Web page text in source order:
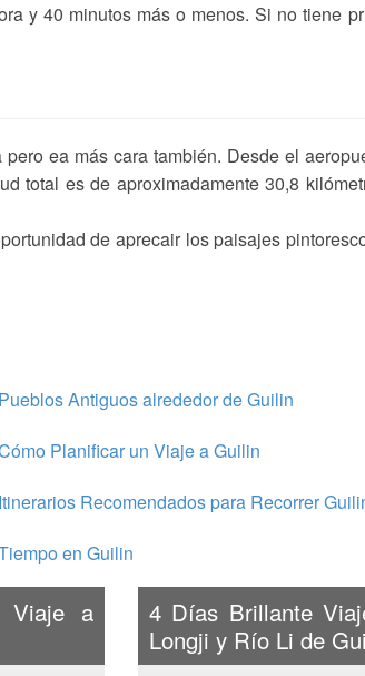
y 40 minutos más o menos. Si no tiene
ea más cara también. Desde el
total es de aproximadamente 30,8
de aprecair los paisajes
Pueblos Antiguos alrededor de Guilin
Planificar un Viaje a Guilin
Itinerarios Recomendados para Recorrer
en Guilin
Viaje a
4 Días Brillante
Longji y Río Li de